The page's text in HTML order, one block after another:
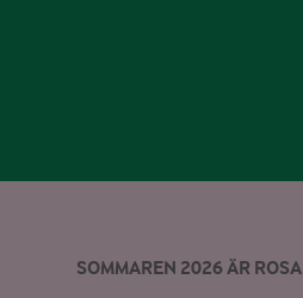
SOMMAREN 2026 ÄR ROSA